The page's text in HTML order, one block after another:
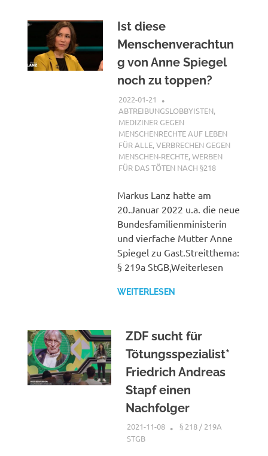
Ist diese
Menschenverachtun
g von Anne Spiegel
noch zu toppen?
2022-01-21
ABTREIBUNGSLOBBYISTEN,
MEDIZINER GEGEN
MENSCHENRECHTE AUF LEBEN
FÜR ALLE,VERBRECHEN GEGEN
MENSCHEN-RECHTE,WERBEN
FÜR DAS TÖTEN NACH §218
Markus Lanz hatte am
20.Januar 2022 u.a. die neue
Bundesfamilienministerin
und vierfache Mutter Anne
Spiegel zu Gast.Streitthema:
§ 219a StGB,Weiterlesen
WEITERLESEN
ZDF sucht für
Tötungsspezialist*
Friedrich Andreas
Stapf einen
Nachfolger
2021-11-08 XX
§ 218 / 219A
STGB